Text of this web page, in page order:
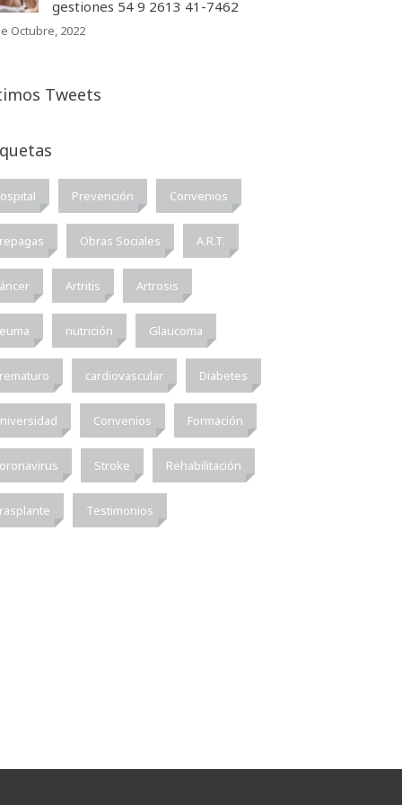
gestiones 54 9 2613 41-7462
Octubre, 2022
Tweets
Prevención Convenios
Obras Sociales A.R.T.
Artritis Artrosis
nutrición Glaucoma
cardiovascular Diabetes
Convenios Formación
Stroke Rehabilitación
Testimonios